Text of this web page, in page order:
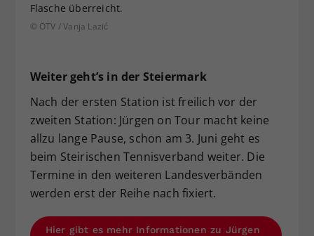
Flasche überreicht.
© ÖTV / Vanja Lazić
Weiter geht’s in der Steiermark
Nach der ersten Station ist freilich vor der
zweiten Station: Jürgen on Tour macht keine
allzu lange Pause, schon am 3. Juni geht es
beim Steirischen Tennisverband weiter. Die
Termine in den weiteren Landesverbänden
werden erst der Reihe nach fixiert.
Hier gibt es mehr Informationen zu Jürgen